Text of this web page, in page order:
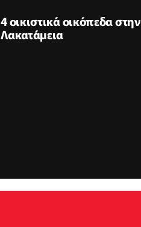
4 οικιστικά οικόπεδα στην
Λακατάμεια